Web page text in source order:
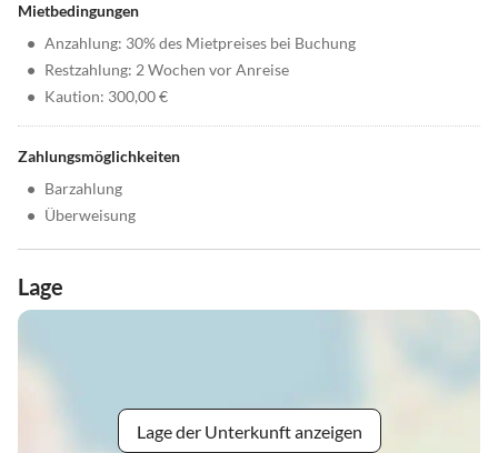
Mietbedingungen
• Anzahlung: 30% des Mietpreises bei Buchung
• Restzahlung: 2 Wochen vor Anreise
• Kaution: 300,00 €
Zahlungsmöglichkeiten
• Barzahlung
• Überweisung
Lage
Lage der Unterkunft anzeigen